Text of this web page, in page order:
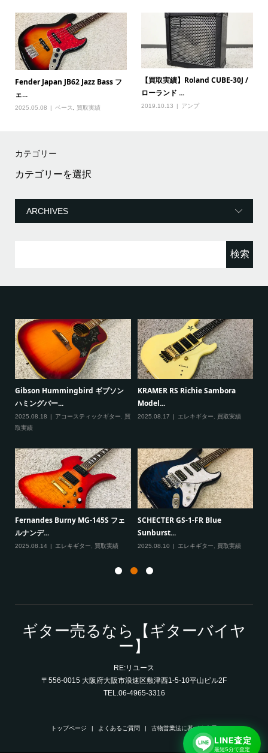
Fender Japan JB62 Jazz Bass フ
ェ...
2025.05.08 ベース 買取実績
【買取実績】Roland CUBE-30J /
ローランド ...
2019.10.13 アンプ
カテゴリー
カ
テ
リ
Gibson Hummingbird ギブソン
ハミングバー...
2025.08.18 アコースティックギター
買
取実績
KRAMER RS Richie Sambora
Model...
2025.08.17 エレキギター 買取実績
Fernandes Burny MG-145S フェ
ルナンデ...
2025.08.14 エレキギター 買取実績
SCHECTER GS-1-FR Blue
Sunburst...
2025.08.10 エレキギター 買取実績
ギター売るなら【ギターバイヤ
ー】
RE:リユース
〒556-0015 大阪府大阪市浪速区敷津西1-5-10平山ビル2F
TEL.06-4965-3316
トップページ よくあるご質問 古物営業法に基づく表示
LINE査定
最短5分で査定